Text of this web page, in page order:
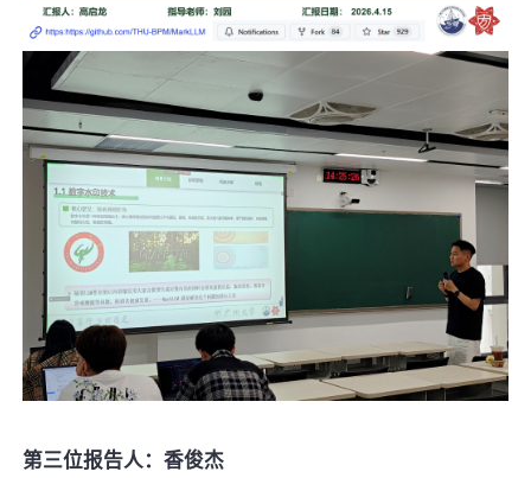
第三位报告人：香俊杰